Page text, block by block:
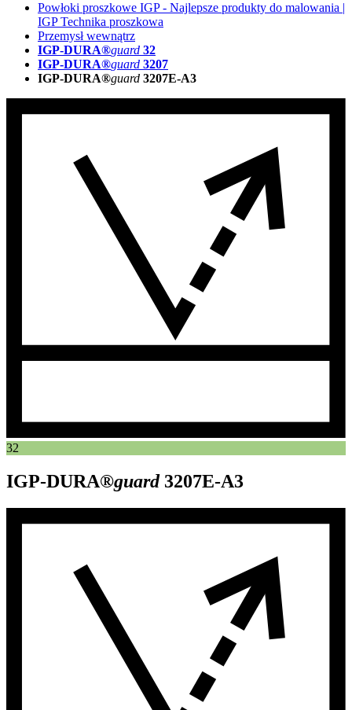
Powłoki proszkowe IGP - Najlepsze produkty do malowania |
IGP Technika proszkowa
Przemysł wewnątrz
IGP-DURA®guard 32
IGP-DURA®guard 3207
IGP-DURA®guard 3207E-A3
32
IGP-DURA®guard 3207E-A3